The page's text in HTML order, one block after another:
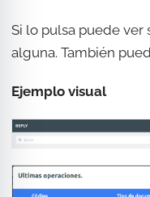
Si lo pulsa puede ver
alguna. También
Ejemplo visual